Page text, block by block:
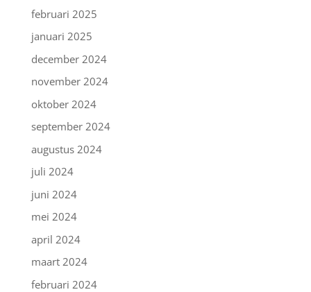
februari 2025
januari 2025
december 2024
november 2024
oktober 2024
september 2024
augustus 2024
juli 2024
juni 2024
mei 2024
april 2024
maart 2024
februari 2024